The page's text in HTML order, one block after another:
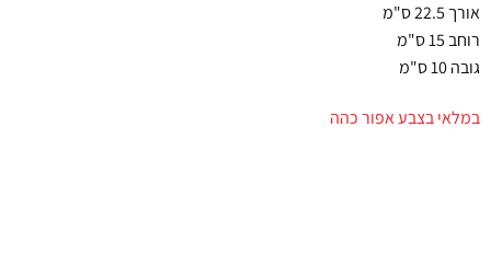
אורך 22.5 ס"מ
רוחב 15 ס"מ
גובה 10 ס"מ
במלאי בצבע אפור כהה